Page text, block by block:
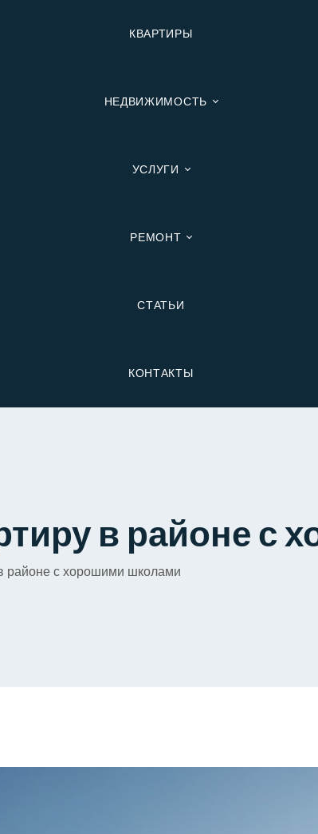
КВАРТИРЫ
НЕДВИЖИМОСТЬ
УСЛУГИ
РЕМОНТ
СТАТЬИ
КОНТАКТЫ
в районе с
районе с хорошими школами